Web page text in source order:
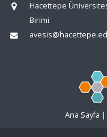
Hacettepe
Birimi
Ana Sayfa |